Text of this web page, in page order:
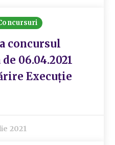
concursul
06.04.2021
Execuție
2021